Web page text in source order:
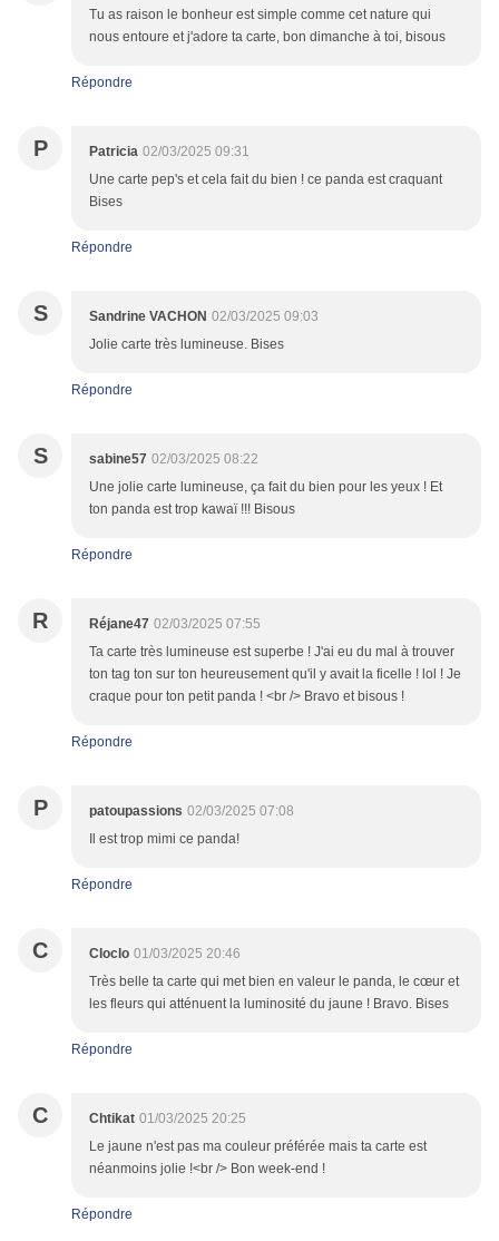
Tu as raison le bonheur est simple comme cet nature qui
nous entoure et j'adore ta carte, bon dimanche à toi, bisous
Répondre
P Patricia 02/03/2025 09:31
Une carte pep's et cela fait du bien ! ce panda est craquant
Bises
Répondre
S Sandrine VACHON 02/03/2025 09:03
Jolie carte très lumineuse. Bises
Répondre
S sabine57 02/03/2025 08:22
Une jolie carte lumineuse, ça fait du bien pour les yeux ! Et
ton panda est trop kawaï !!! Bisous
Répondre
R Réjane47 02/03/2025 07:55
Ta carte très lumineuse est superbe ! J'ai eu du mal à trouver
ton tag ton sur ton heureusement qu'il y avait la ficelle ! lol ! Je
craque pour ton petit panda ! <br /> Bravo et bisous !
Répondre
P patoupassions 02/03/2025 07:08
Il est trop mimi ce panda!
Répondre
C Cloclo 01/03/2025 20:46
Très belle ta carte qui met bien en valeur le panda, le cœur et
les fleurs qui atténuent la luminosité du jaune ! Bravo. Bises
Répondre
C Chtikat 01/03/2025 20:25
Le jaune n'est pas ma couleur préférée mais ta carte est
néanmoins jolie !<br /> Bon week-end !
Répondre